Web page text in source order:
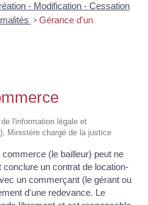
- Modification - Cessation
>Gérance d'un
l'information légale et
Ministère chargé de la justice
(le bailleur) peut ne
un contrat de location-
un commerçant (le gérant ou
d'une redevance. Le